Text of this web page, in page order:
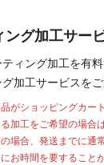
グ加工サー
ィング加工を有
加工サービスをご
がショッピングカー
加工をご希望の場合
場合、発送までに通
お時間を要すること